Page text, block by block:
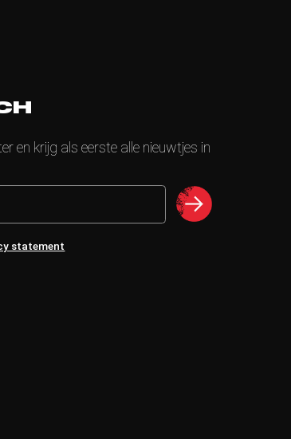
en krijg als eerste alle nieuwtjes in
statement